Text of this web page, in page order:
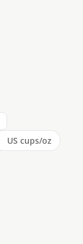
US cups/oz